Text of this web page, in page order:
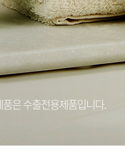
은 수출전용제품입니다.